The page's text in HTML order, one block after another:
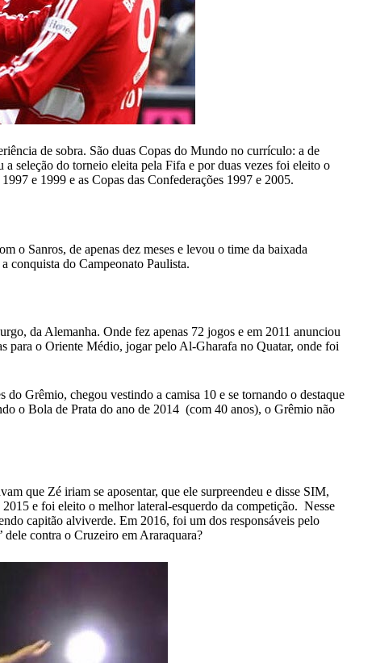
de sobra. São duas Copas do Mundo no currículo: a de
seleção do torneio eleita pela Fifa e por duas vezes foi eleito o
e 1999 e as Copas das Confederações 1997 e 2005.
o Sanros, de apenas dez meses e levou o time da baixada
conquista do Campeonato Paulista.
da Alemanha. Onde fez apenas 72 jogos e em 2011 anunciou
para o Oriente Médio, jogar pelo Al-Gharafa no Quatar, onde foi
Grêmio, chegou vestindo a camisa 10 e se tornando o destaque
o Bola de Prata do ano de 2014 (com 40 anos), o Grêmio não
que Zé iriam se aposentar, que ele surpreendeu e disse SIM,
e foi eleito o melhor lateral-esquerdo da competição. Nesse
capitão alviverde. Em 2016, foi um dos responsáveis pelo
dele contra o Cruzeiro em Araraquara?